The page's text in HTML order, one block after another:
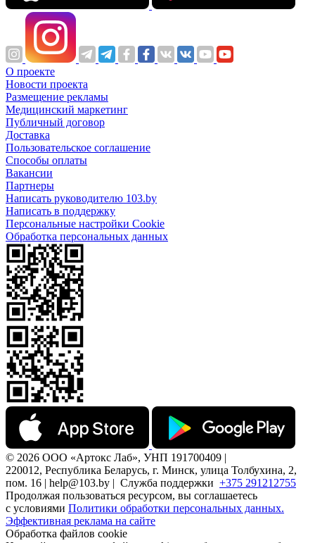
О проекте
Новости проекта
Размещение рекламы
Медицинский маркетинг
Публичный договор
Доставка
Пользовательское соглашение
Способы оплаты
Вакансии
Партнеры
Написать руководителю 103.by
Написать в поддержку
Персональные настройки Cookie
Обработка персональных данных
© 2026 ООО «Артокс Лаб», УНП 191700409 |
220012, Республика Беларусь, г. Минск, улица Толбухина, 2,
пом. 16 | help@103.by | Служба поддержки +375 291212755
Продолжая пользоваться ресурсом, вы соглашаетесь
с условиями Политики обработки персональных данных.
Эффективная реклама на сайте
Обработка файлов cookie